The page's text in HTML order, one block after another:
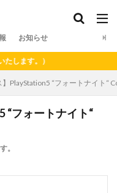
お知らせ
。）
】PlayStation5 “フォートナイト“
“フォートナイト“
。